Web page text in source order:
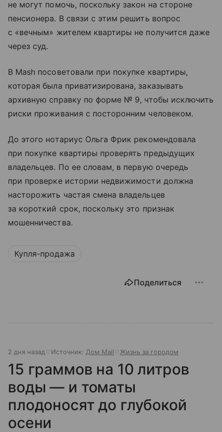
не могут помочь, поскольку закон на стороне
пенсионера. В связи с этим решить вопрос
с «вечным» жителем квартиры не получится даже
через суд.
В Mash посоветовали при покупке квартиры,
которая была приватизирована, заказывать
архивную справку по форме № 9, чтобы исключить
риски проживания с посторонним человеком.
До этого нотариус Ольга Фрик рекомендовала
при покупке квартиры проверять предыдущих
владельцев. По ее словам, в первую очередь
при проверке истории недвижимости должна
насторожить частая смена владельцев
за короткий срок, поскольку это признак
мошенничества.
Купля-продажа
Поделиться
2 дня назад Источник: Дом Mail Жизнь за городом
15 граммов на 10 литров
воды — и томаты
плодоносят до глубокой
осени